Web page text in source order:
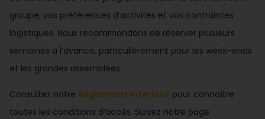
groupe, vos préférences d’activités et vos contraintes
logistiques. Nous recommandons de réserver plusieurs
semaines à l’avance, particulièrement pour les week-ends
et les grandes assemblées.
Consultez notre Règlement intérieur pour connaître
toutes les conditions d’accès. Suivez notre page